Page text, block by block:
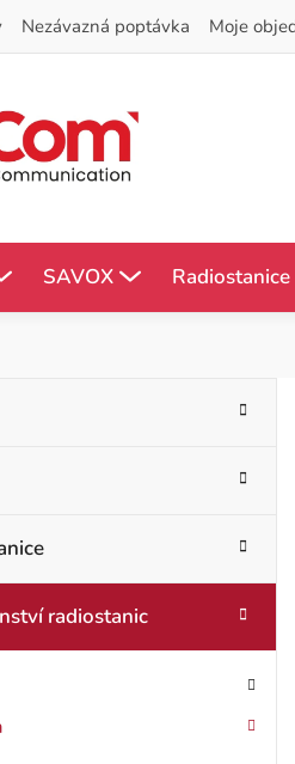
Nezávazná poptávka Moje
SAVOX Radiostanice
radiostanic